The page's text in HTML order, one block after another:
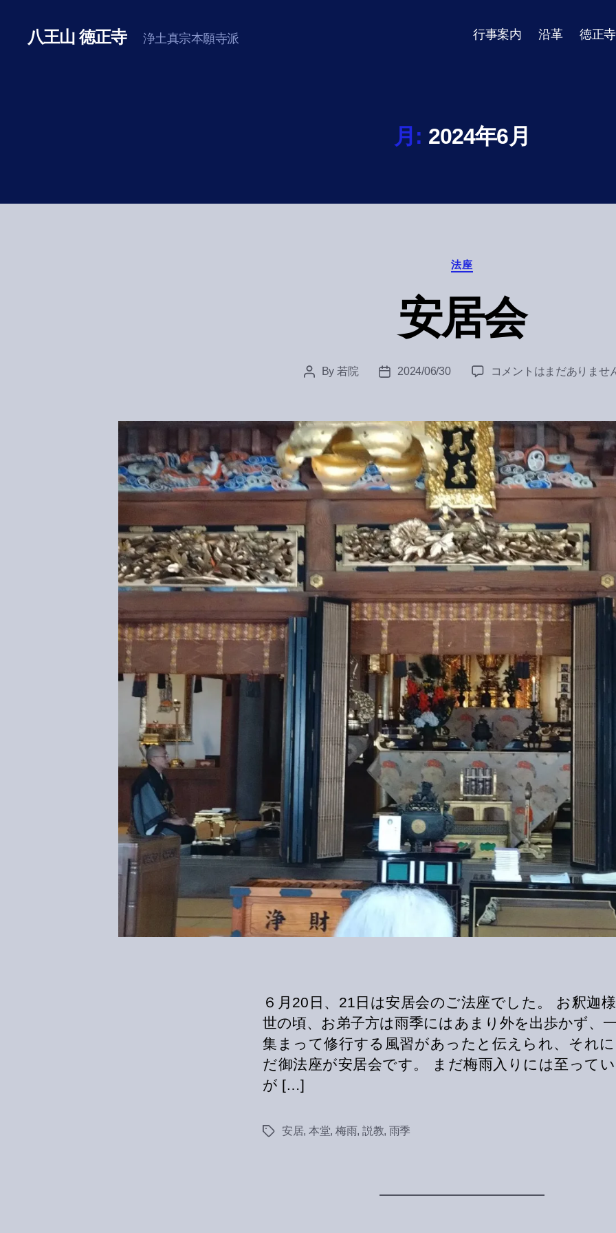
八王山 徳正寺 浄土真宗本願寺派 行事案内 沿革 徳正
月: 2024年6月
Categories
法座
安居会
PostBy 若院
Post2024/06/30
安
へ
の
コメントはまだありませ
６月20日、21日は安居会のご法座でした。 お釈迦
世の頃、お弟子方は雨季にはあまり外を出歩かず、
集まって修行する風習があったと伝えられ、それ
だ御法座が安居会です。 まだ梅雨入りには至って
が […]
Tags安居, 本堂, 梅雨, 説教, 雨季